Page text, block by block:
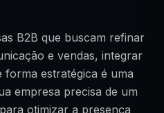
B2B que buscam refinar
e vendas, integrar
forma estratégica é uma
empresa precisa de um
otimizar a presença